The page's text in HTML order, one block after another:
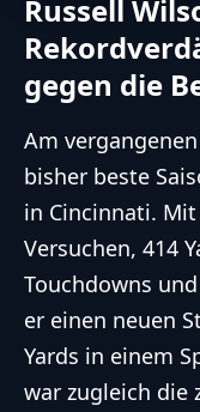
Russell
gegen die
Am
bisher beste
in Cincinnati.
Versuchen, 414
Touchdowns
er einen neuen
Yards in einem
war zugleich die